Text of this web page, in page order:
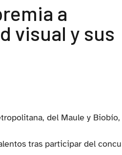
a
visual y sus
del Maule y Biobío,
tras participar del